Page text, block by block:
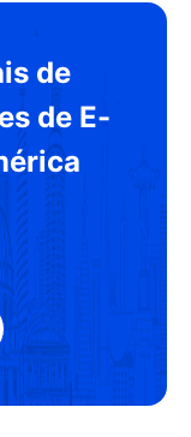
de
de E-